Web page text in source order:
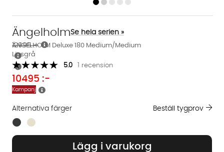
ÄNGELHOLM Deluxe 180 Medium/Medium
Ljusgrå
ÄngelholmSe hela serien »
5.0 1 recension
10495 :-
12995 :-
Kampanj
Lägg i varukorg
Alternativa färger
Finns även i dessa färger:
Beställ tygprov